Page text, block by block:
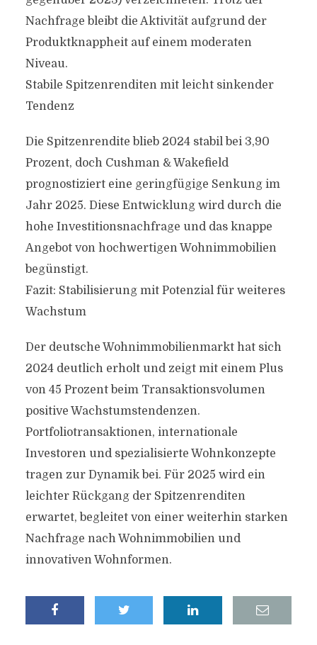
Nachfrage bleibt die Aktivität aufgrund der
Produktknappheit auf einem moderaten
Niveau.
Stabile Spitzenrenditen mit leicht sinkender
Tendenz
Die Spitzenrendite blieb 2024 stabil bei 3,90
Prozent, doch Cushman & Wakefield
prognostiziert eine geringfügige Senkung im
Jahr 2025. Diese Entwicklung wird durch die
hohe Investitionsnachfrage und das knappe
Angebot von hochwertigen Wohnimmobilien
begünstigt.
Fazit: Stabilisierung mit Potenzial für weiteres
Wachstum
Der deutsche Wohnimmobilienmarkt hat sich
2024 deutlich erholt und zeigt mit einem Plus
von 45 Prozent beim Transaktionsvolumen
positive Wachstumstendenzen.
Portfoliotransaktionen, internationale
Investoren und spezialisierte Wohnkonzepte
tragen zur Dynamik bei. Für 2025 wird ein
leichter Rückgang der Spitzenrenditen
erwartet, begleitet von einer weiterhin starken
Nachfrage nach Wohnimmobilien und
innovativen Wohnformen.